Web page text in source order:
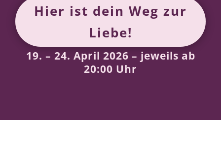
Hier ist dein Weg zur
Liebe!
19. – 24. April 2026 – jeweils ab
20:00 Uhr